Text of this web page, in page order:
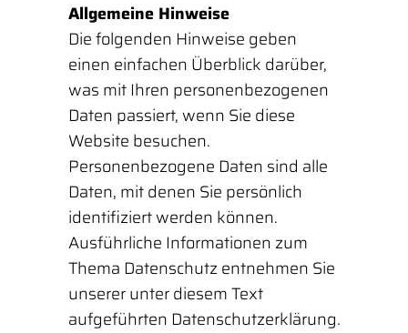
Allgemeine Hinweise
Die folgenden Hinweise geben
einen einfachen Überblick darüber,
was mit Ihren personenbezogenen
Daten passiert, wenn Sie diese
Website besuchen.
Personenbezogene Daten sind alle
Daten, mit denen Sie persönlich
identifiziert werden können.
Ausführliche Informationen zum
Thema Datenschutz entnehmen Sie
unserer unter diesem Text
aufgeführten Datenschutzerklärung.